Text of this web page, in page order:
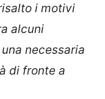
i motivi
alcuni
necessaria
di fronte a